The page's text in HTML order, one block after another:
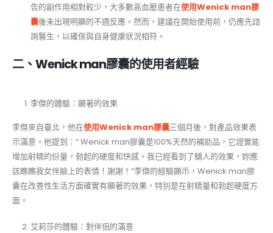
告的副作用相對較少，大多數高血壓患者在使用Wenick man膠
囊後未出現明顯的不適反應。然而，建議在開始使用前，仍應先諮
詢醫生，以確保與自身健康狀況相符。
二、Wenick man膠囊的使用者經驗
李傑的體驗：顯著的效果
李傑來自臺北，他在使用Wenick man膠囊三個月後，對產品效果表
示滿意。他提到：“ Wenick man膠囊是100%天然的補助品，它證實能
增加射精的份量，勃起的硬度和快感。我已經看到了驕人的效果，妳應
該瞧瞧我女伴臉上的表情！謝謝！”李傑的經驗顯示，Wenick man膠
囊在改善性生活方面確實有顯著的效果，特別是在射精量和勃起硬度方
面。
艾莉莎的體驗：對伴侶的滿意